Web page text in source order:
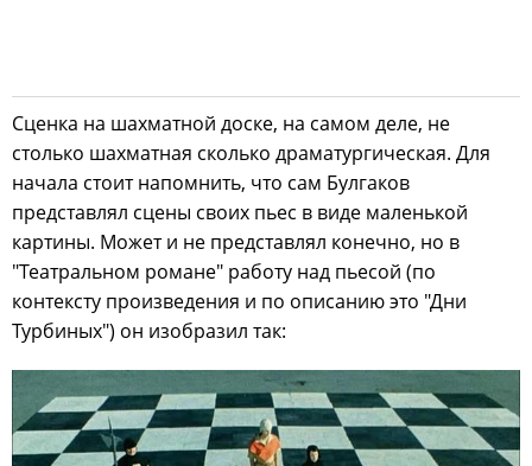
Сценка на шахматной доске, на самом деле, не
столько шахматная сколько драматургическая. Для
начала стоит напомнить, что сам Булгаков
представлял сцены своих пьес в виде маленькой
картины. Может и не представлял конечно, но в
"Театральном романе" работу над пьесой (по
контексту произведения и по описанию это "Дни
Турбиных") он изобразил так: